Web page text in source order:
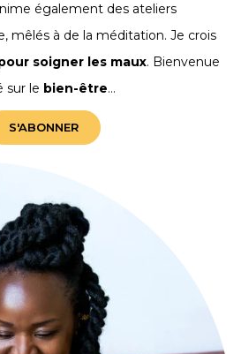
également des ateliers
mêlés à de la méditation. Je crois
soigner les maux. Bienvenue
sur le bien-être…
S'ABONNER